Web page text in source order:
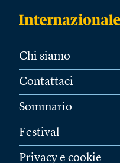
Chi siamo
Contattaci
Sommario
Festival
Privacy e cookie